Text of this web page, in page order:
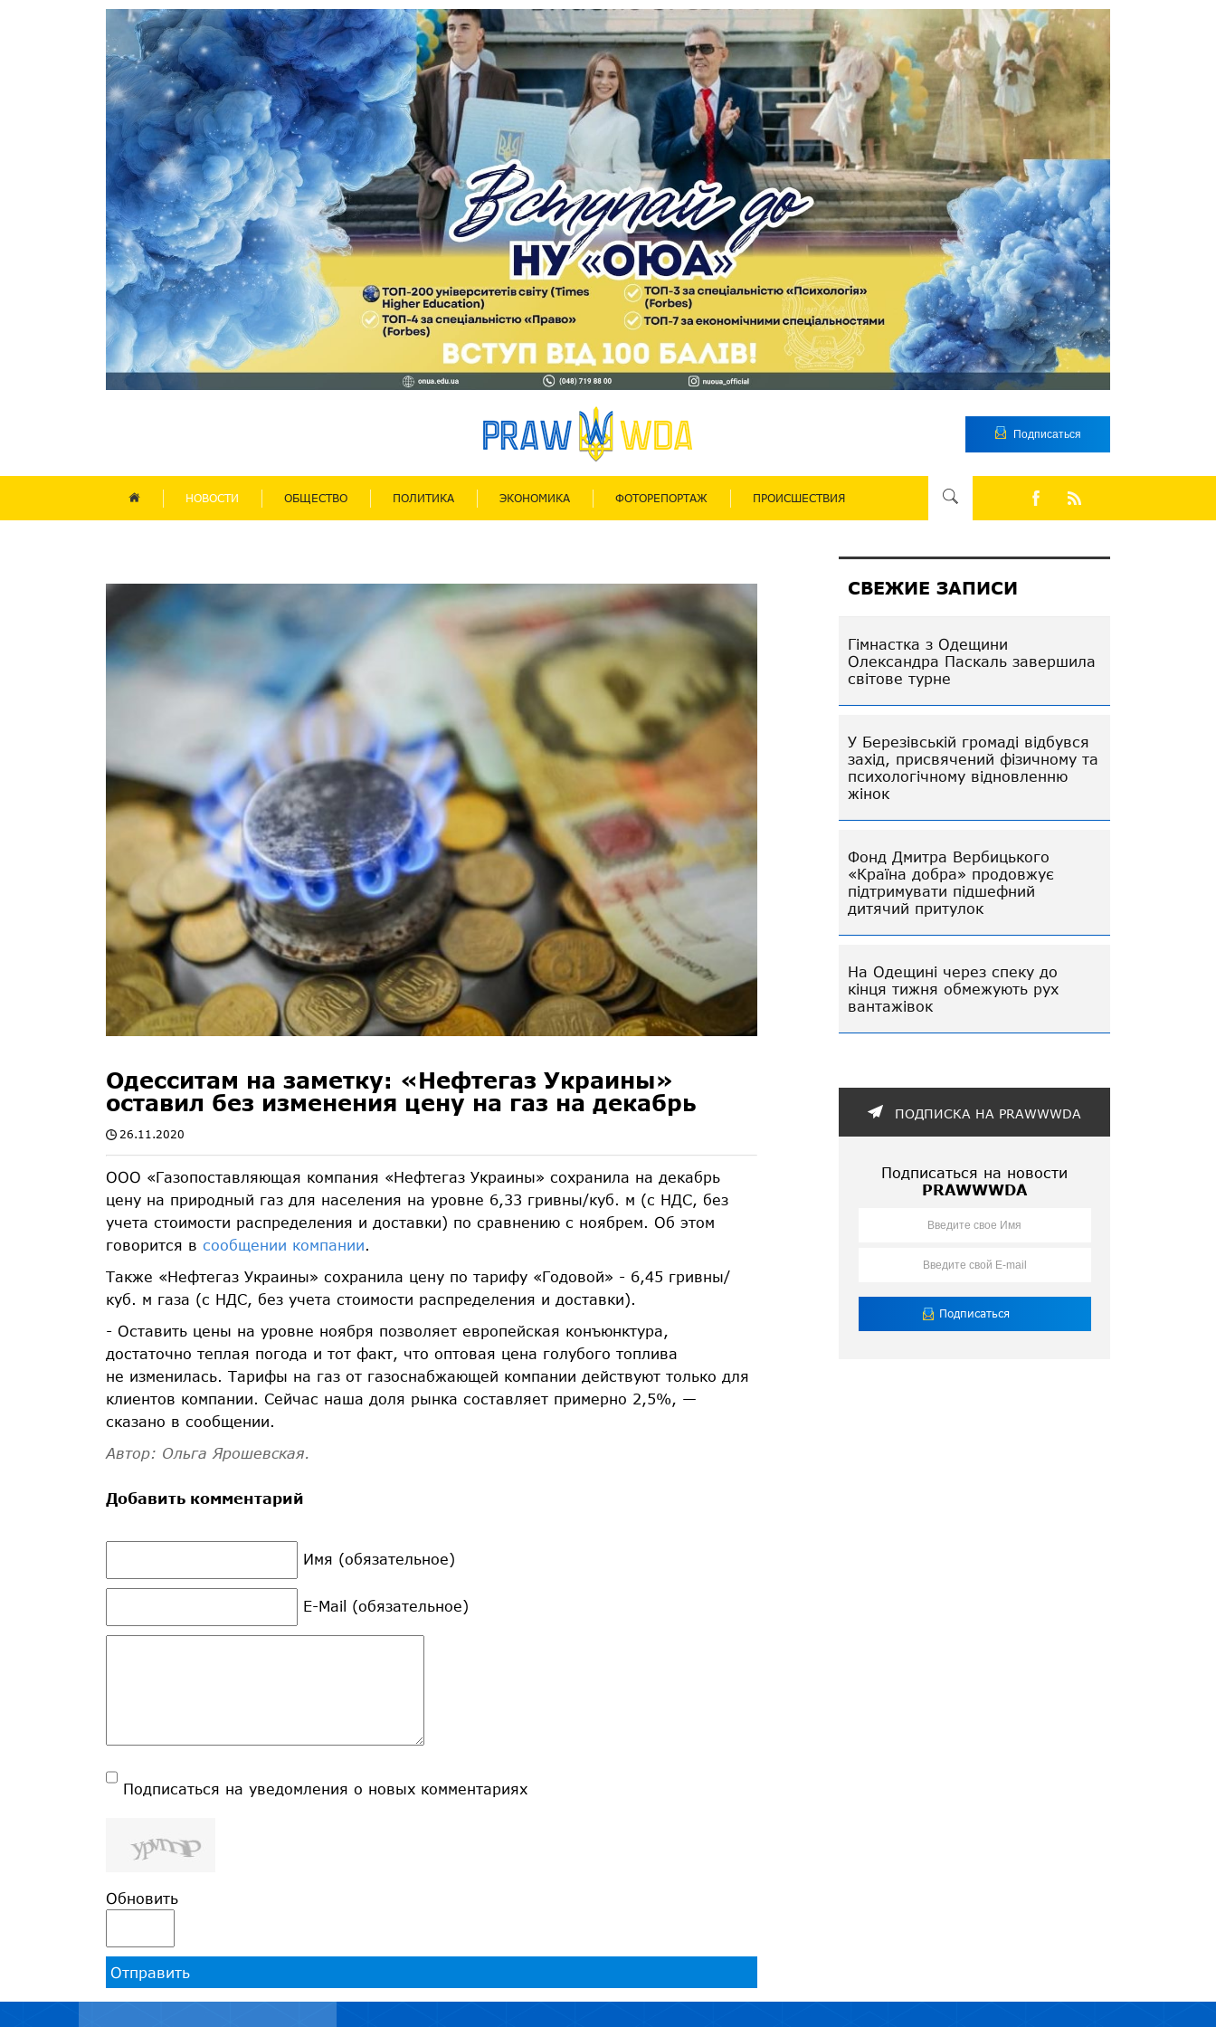
Подписаться
НОВОСТИ ОБЩЕСТВО ПОЛИТИКА ЭКОНОМИКА ФОТОРЕПОРТАЖ ПРОИСШЕСТВИЯ
Одесситам на заметку: «Нефтегаз Украины»
оставил без изменения цену на газ на декабрь
26.11.2020
ООО «Газопоставляющая компания «Нефтегаз Украины» сохранила на декабрь
цену на природный газ для населения на уровне 6,33 гривны/куб. м (с НДС, без
учета стоимости распределения и доставки) по сравнению с ноябрем. Об этом
говорится в сообщении компании.
Также «Нефтегаз Украины» сохранила цену по тарифу «Годовой» - 6,45 гривны/
куб. м газа (с НДС, без учета стоимости распределения и доставки).
- Оставить цены на уровне ноября позволяет европейская конъюнктура,
достаточно теплая погода и тот факт, что оптовая цена голубого топлива
не изменилась. Тарифы на газ от газоснабжающей компании действуют только для
клиентов компании. Сейчас наша доля рынка составляет примерно 2,5%, —
сказано в сообщении.
Автор: Ольга Ярошевская.
Добавить комментарий
Имя (обязательное)
E-Mail (обязательное)
Подписаться на уведомления о новых комментариях
Обновить
Отправить
СВЕЖИЕ ЗАПИСИ
Гімнастка з Одещини
Олександра Паскаль завершила
світове турне
У Березівській громаді відбувся
захід, присвячений фізичному та
психологічному відновленню
жінок
Фонд Дмитра Вербицького
«Країна добра» продовжує
підтримувати підшефний
дитячий притулок
На Одещині через спеку до
кінця тижня обмежують рух
вантажівок
ПОДПИСКА НА PRAWWWDA
Подписаться на новости
PRAWWWDA